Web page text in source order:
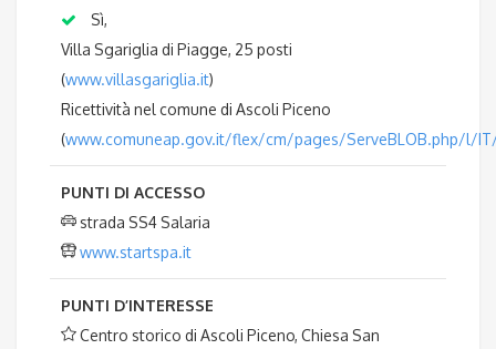
Sì,
Villa Sgariglia di Piagge, 25 posti
(www.villasgariglia.it)
Ricettività nel comune di Ascoli Piceno
(www.comuneap.gov.it/flex/cm/pages/ServeBLOB.php/l/
PUNTI DI ACCESSO
strada SS4 Salaria
www.startspa.it
PUNTI D’INTERESSE
Centro storico di Ascoli Piceno, Chiesa San